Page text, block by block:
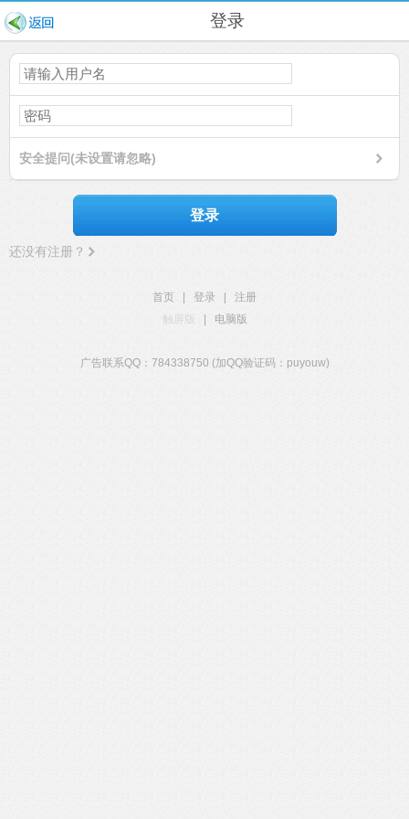
登录
安全提问(未设置请忽略)
登录
还没有注册？
首页 登录
注册
触屏版
电脑版
广告联系QQ：784338750 (加QQ验证码：puyouw)